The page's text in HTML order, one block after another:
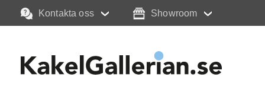
Kontakta oss Showroom